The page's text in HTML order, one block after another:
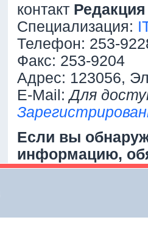
контакт
Специализация:
Телефон: 253-
Факс: 253-9204
Адрес: 123056,
E-Mail:Для
Если вы
информацию,